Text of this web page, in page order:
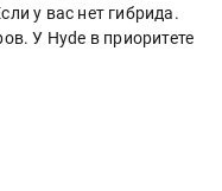
у вас нет гибрида.
У Hyde в приоритете